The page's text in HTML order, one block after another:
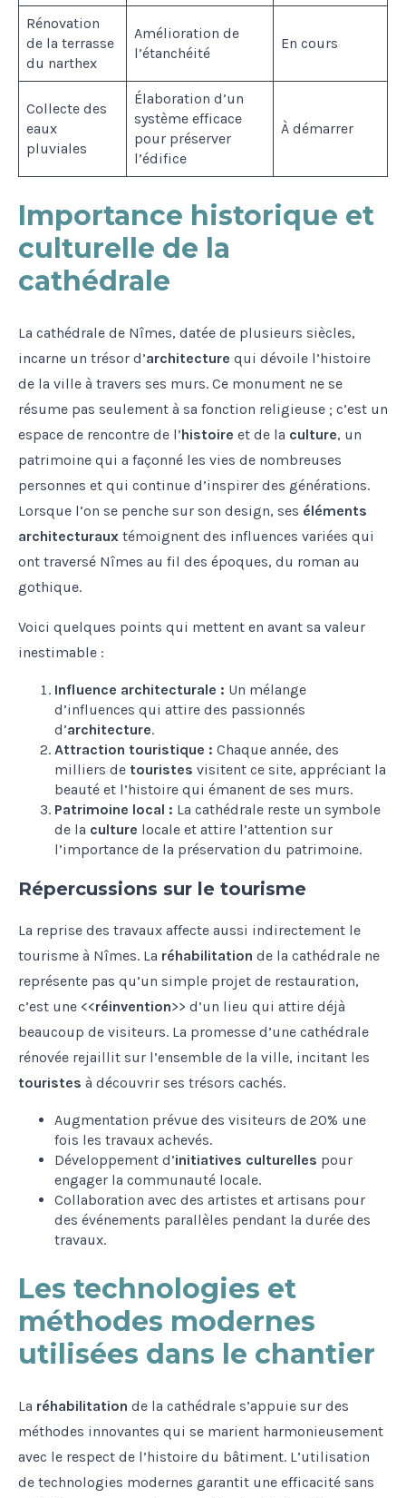
Rénovation
de la terrasse
du narthex
Amélioration de
l’étanchéité
En cours
Collecte des
eaux
pluviales
Élaboration d’un
système efficace
pour préserver
l’édifice
À démarrer
Importance historique et
culturelle de la
cathédrale
La cathédrale de Nîmes, datée de plusieurs siècles,
incarne un trésor d’architecture qui dévoile l’histoire
de la ville à travers ses murs. Ce monument ne se
résume pas seulement à sa fonction religieuse ; c’est un
espace de rencontre de l’histoire et de la culture, un
patrimoine qui a façonné les vies de nombreuses
personnes et qui continue d’inspirer des générations.
Lorsque l’on se penche sur son design, ses éléments
architecturaux témoignent des influences variées qui
ont traversé Nîmes au fil des époques, du roman au
gothique.
Voici quelques points qui mettent en avant sa valeur
inestimable :
Influence architecturale : Un mélange
d’influences qui attire des passionnés
d’architecture.
Attraction touristique : Chaque année, des
milliers de touristes visitent ce site, appréciant la
beauté et l’histoire qui émanent de ses murs.
Patrimoine local : La cathédrale reste un symbole
de la culture locale et attire l’attention sur
l’importance de la préservation du patrimoine.
Répercussions sur le tourisme
La reprise des travaux affecte aussi indirectement le
tourisme à Nîmes. La réhabilitation de la cathédrale ne
représente pas qu’un simple projet de restauration,
c’est une <<réinvention>> d’un lieu qui attire déjà
beaucoup de visiteurs. La promesse d’une cathédrale
rénovée rejaillit sur l’ensemble de la ville, incitant les
touristes à découvrir ses trésors cachés.
Augmentation prévue des visiteurs de 20% une
fois les travaux achevés.
Développement d’initiatives culturelles pour
engager la communauté locale.
Collaboration avec des artistes et artisans pour
des événements parallèles pendant la durée des
travaux.
Les technologies et
méthodes modernes
utilisées dans le chantier
La réhabilitation de la cathédrale s’appuie sur des
méthodes innovantes qui se marient harmonieusement
avec le respect de l’histoire du bâtiment. L’utilisation
de technologies modernes garantit une efficacité sans